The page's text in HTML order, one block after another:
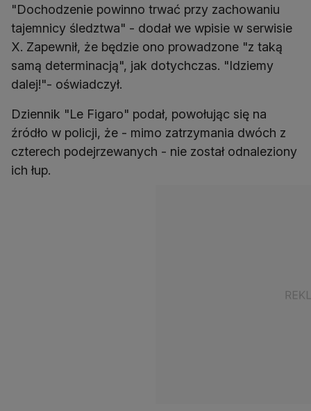
"Dochodzenie powinno trwać przy zachowaniu
tajemnicy śledztwa" - dodał we wpisie w serwisie
X. Zapewnił, że będzie ono prowadzone "z taką
samą determinacją", jak dotychczas. "Idziemy
dalej!"- oświadczył.
Dziennik "Le Figaro" podał, powołując się na
źródło w policji, że - mimo zatrzymania dwóch z
czterech podejrzewanych - nie został odnaleziony
ich łup.